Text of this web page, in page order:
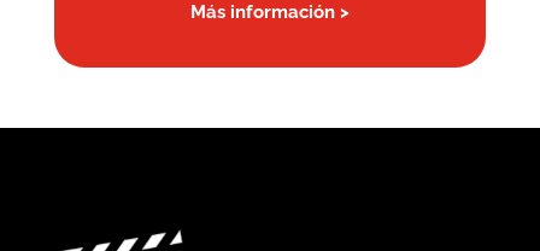
Más información >